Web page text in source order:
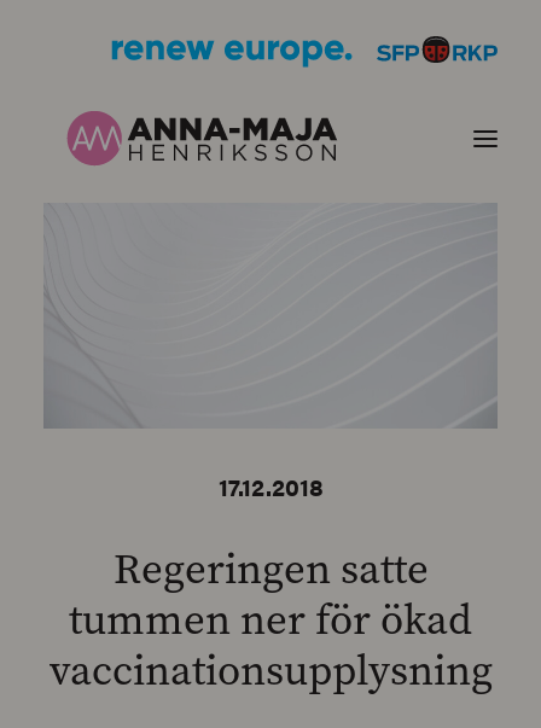
SEARCH
17.12.2018
Regeringen satte
tummen ner för ökad
vaccinationsupplysning